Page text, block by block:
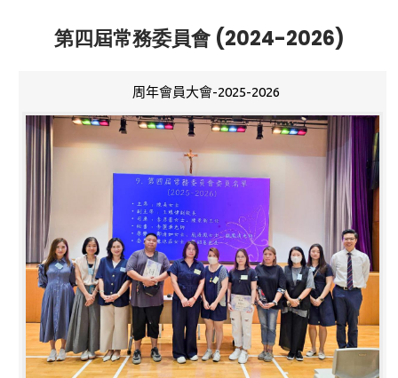
第四屆常務委員會 (2024-2026)
周年會員大會-2025-2026